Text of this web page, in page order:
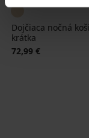
Dojčiaca nočná
krátka
72,99 €